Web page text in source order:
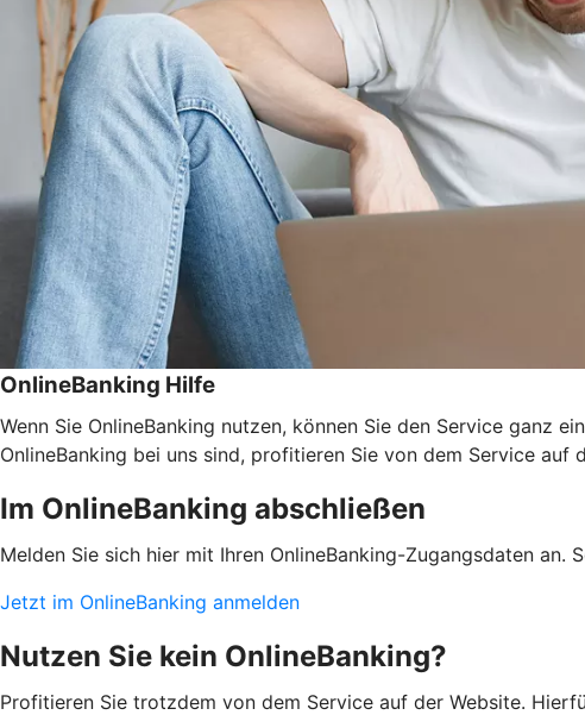
OnlineBanking Hilfe
Wenn Sie OnlineBanking nutzen, können Sie den Service ganz
OnlineBanking bei uns sind, profitieren Sie von dem Service auf
Im OnlineBanking abschließen
Melden Sie sich hier mit Ihren OnlineBanking-Zugangsdaten
Jetzt im OnlineBanking anmelden
Nutzen Sie kein OnlineBanking?
Profitieren Sie trotzdem von dem Service auf der Website.